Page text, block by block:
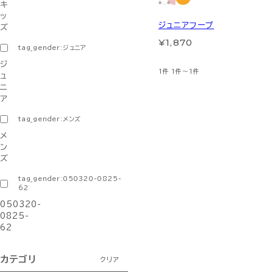
キ
ッ
ズ
tag_gender:ジュニア
ジ
ュ
ニ
ア
tag_gender:メンズ
メ
ン
ズ
tag_gender:050320-0825-
62
050320-
0825-
62
カテゴリ クリア
ジュニアフープ
¥1,870
1件 1件～1件